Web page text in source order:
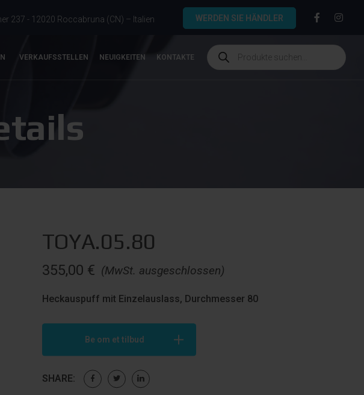
237 - 12020 Roccabruna (CN) – Italien WERDEN SIE HÄNDLER
VERKAUFSSTELLEN NEUIGKEITEN KONTAKTE
TOYA.05.80
(MwSt. ausgeschlossen)
355,00 €
Heckauspuff mit Einzelauslass, Durchmesser 80
Be om et tilbud
SHARE: